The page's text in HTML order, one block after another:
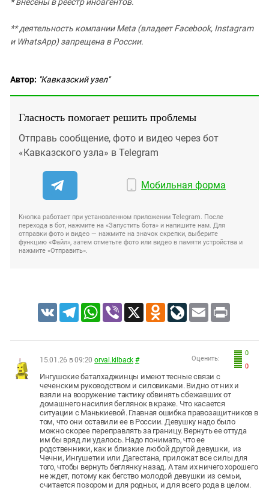
** деятельность компании Meta (владеет Facebook, Instagram
и WhatsApp) запрещена в России.
Автор: "Кавказский узел"
Гласность помогает решить проблемы
Отправь сообщение, фото и видео через бот
«Кавказского узла» в Telegram
Мобильная форма
Кнопка работает при установленном приложении Telegram. После
перехода в бот, нажмите на «Запустить бота» и напишите нам. Для
отправки фото и видео — нажмите на значок скрепки, выберите
функцию «Файл», затем отметьте фото или видео в памяти устройства и
нажмите «Отправить».
VK TelegramWhatsApp
Viber X Odnoklassniki
LiveJournal
Email Print
0
0
Оценить:
15.01.26 в 09:20 orval.kilback #
Ингушские баталхаджинцы имеют тесные связи с
чеченским руководством и силовиками. Видно от них и
взяли на вооружение тактику обвинять сбежавших от
домашнего насилия беглянок в краже. Что касается
ситуации с Манькиевой. Главная ошибка правозащитников в
том, что они оставили ее в России. Девушку надо было
можно скорее переправлять за границу. Вернуть ее оттуда
им бы вряд ли удалось. Надо понимать, что ее
родственники, как и близкие любой другой девушки, из
Чечни, Ингушетии или Дагестана, приложат все силы для
того, чтобы вернуть беглянку назад. А там их ничего хорошего
не ждет, потому как бегство молодой девушки из семьи,
считается позором и для родных, и для всего рода в целом.